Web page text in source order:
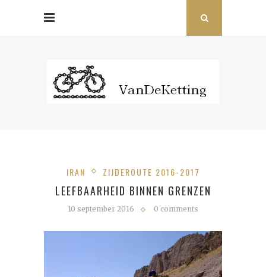
IRAN ZIJDEROUTE 2016-2017
LEEFBAARHEID BINNEN GRENZEN
10 september 2016 0 comments